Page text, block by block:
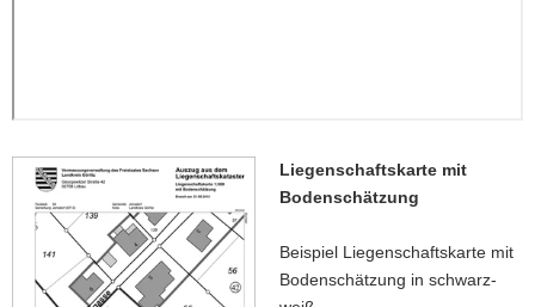
Liegenschaftskarte mit
Bodenschätzung
Beispiel Liegenschaftskarte mit
Bodenschätzung in schwarz-